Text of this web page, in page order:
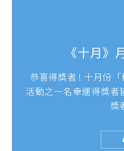
《十月》
恭喜得獎者 ! 十月份
活動之一名幸運得獎者
獎